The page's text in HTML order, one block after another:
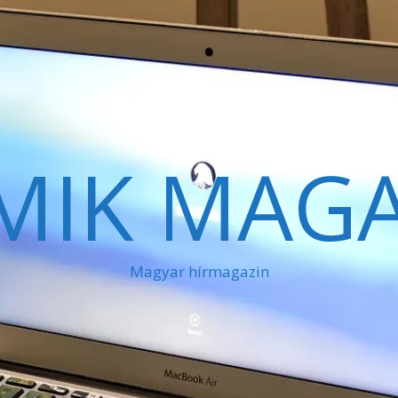
Magyar hírmagazin